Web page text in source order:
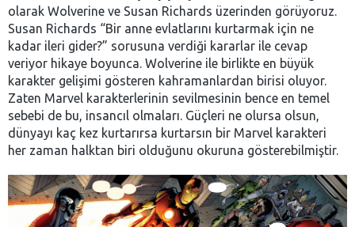
olarak Wolverine ve Susan Richards üzerinden görüyoruz.
Susan Richards “Bir anne evlatlarını kurtarmak için ne
kadar ileri gider?” sorusuna verdiği kararlar ile cevap
veriyor hikaye boyunca. Wolverine ile birlikte en büyük
karakter gelişimi gösteren kahramanlardan birisi oluyor.
Zaten Marvel karakterlerinin sevilmesinin bence en temel
sebebi de bu, insancıl olmaları. Güçleri ne olursa olsun,
dünyayı kaç kez kurtarırsa kurtarsın bir Marvel karakteri
her zaman halktan biri olduğunu okuruna gösterebilmiştir.